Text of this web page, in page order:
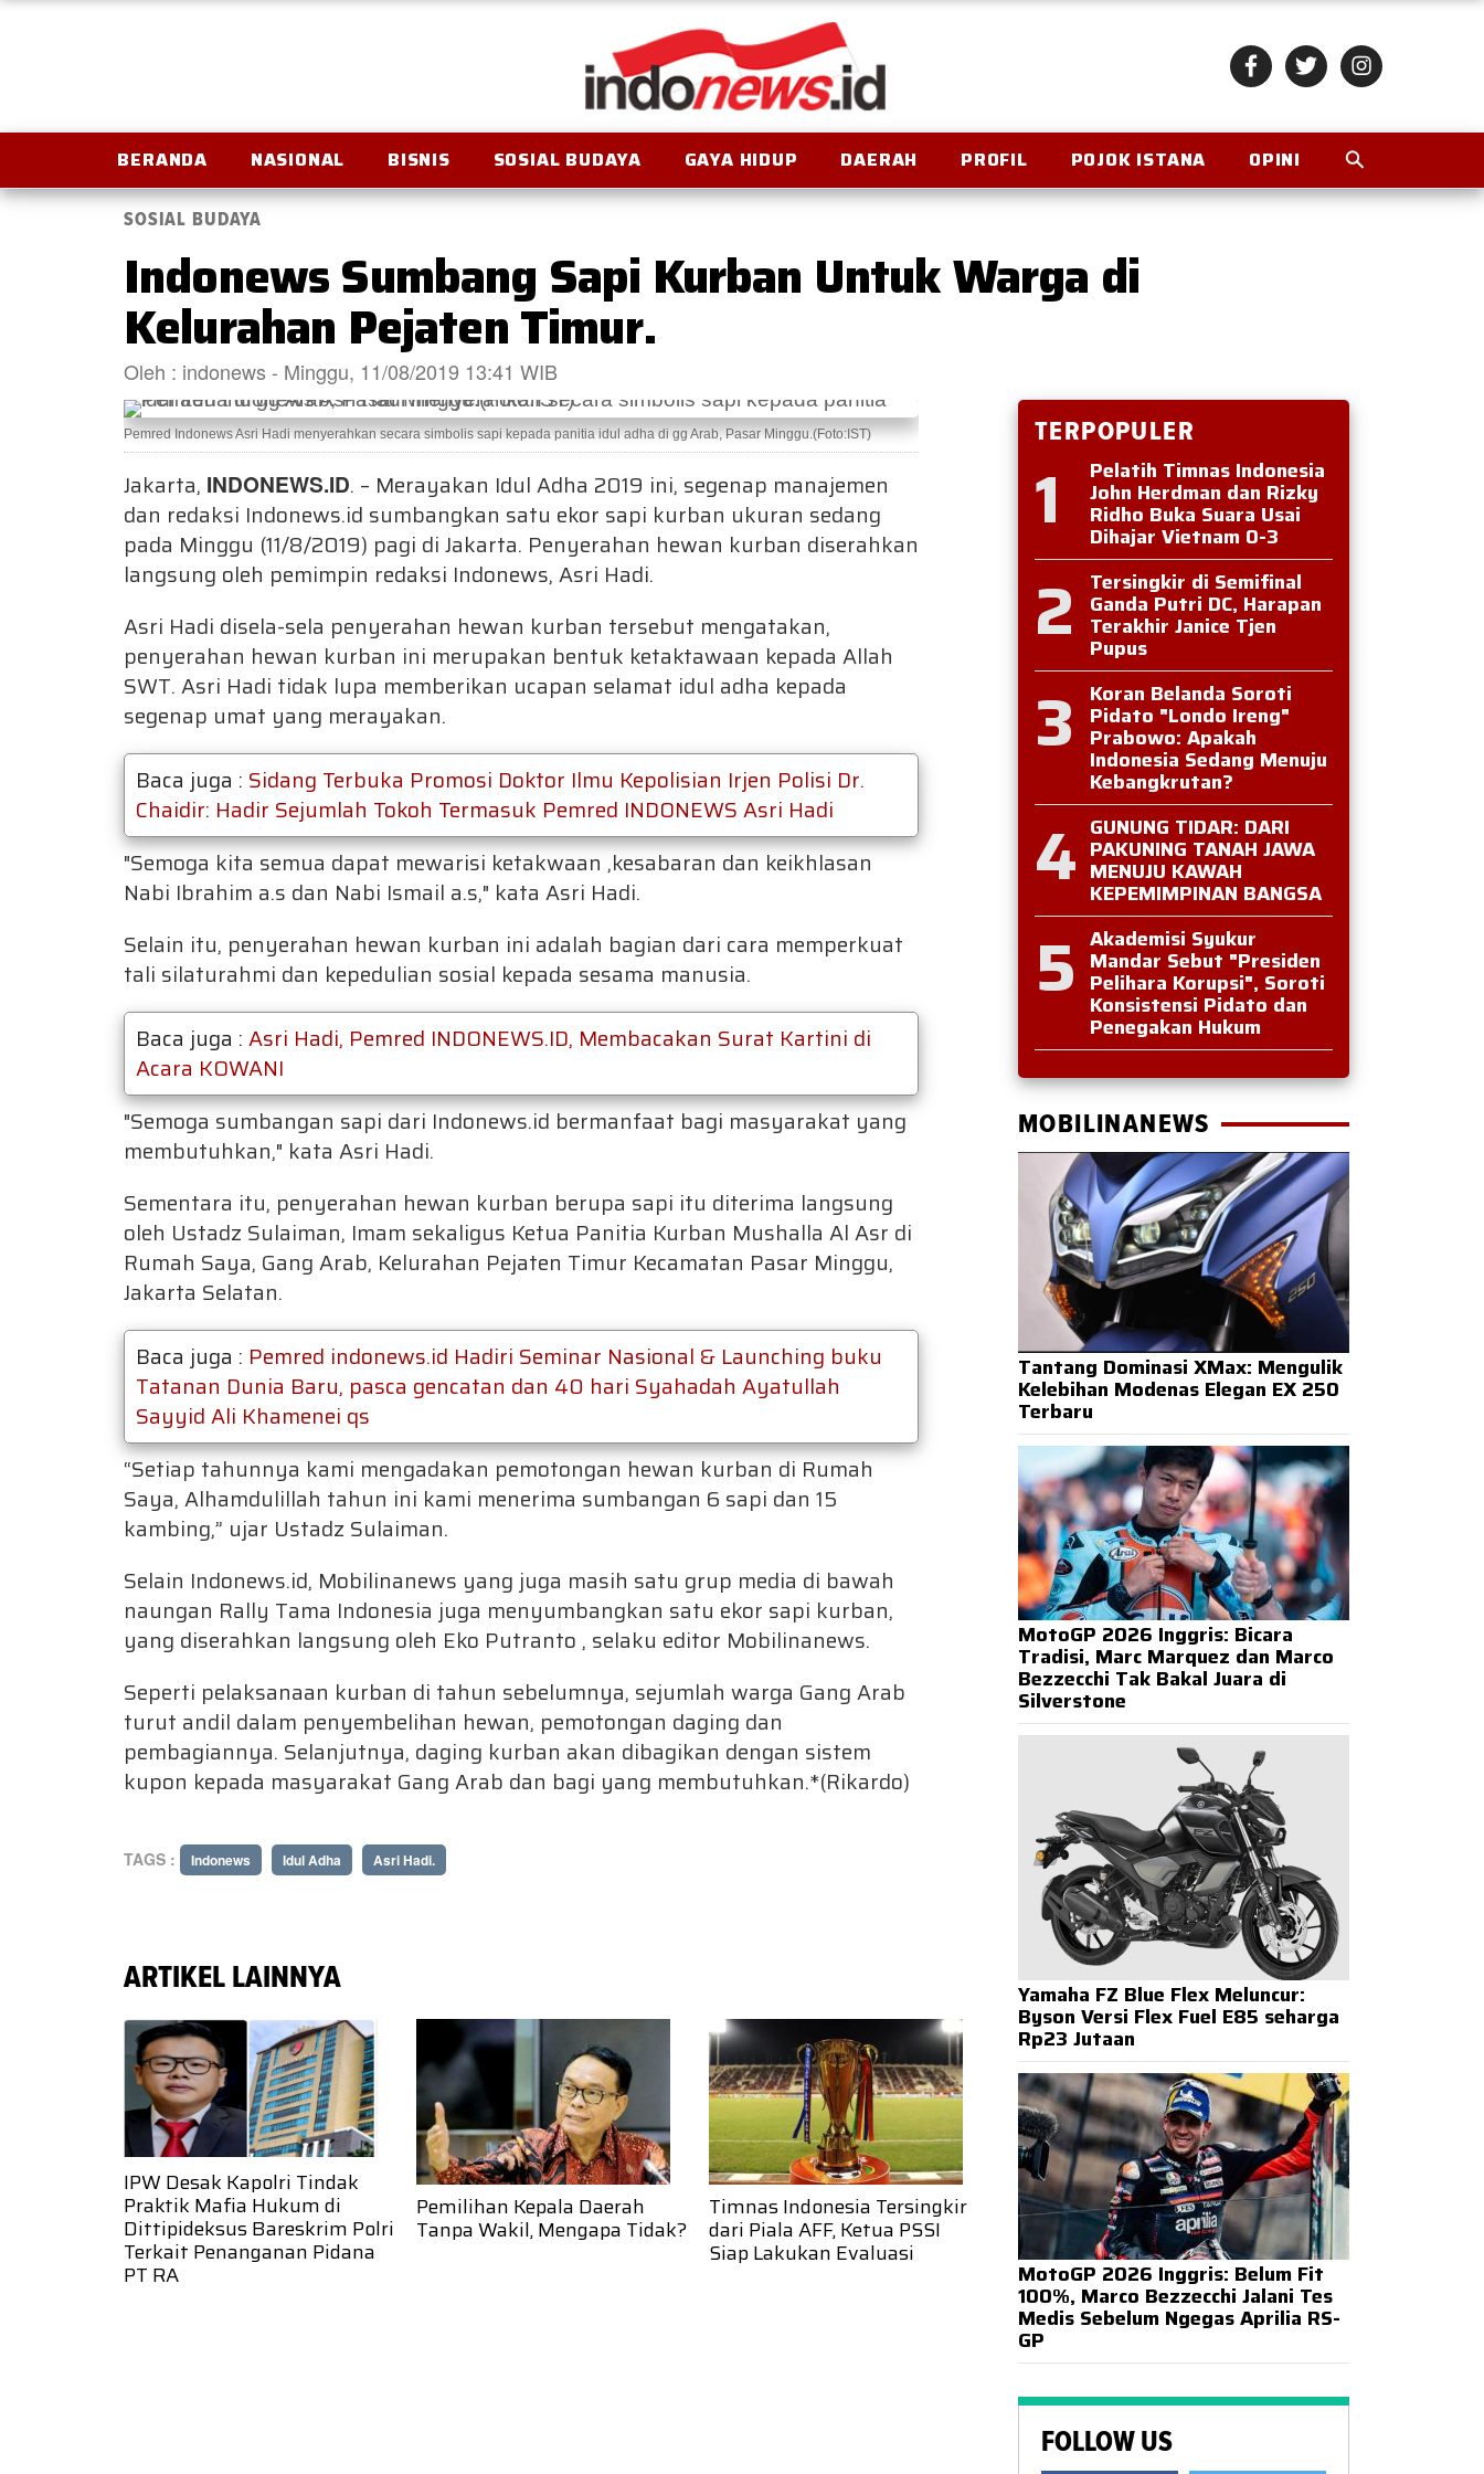
BERANDA NASIONAL BISNIS SOSIAL BUDAYA GAYA HIDUP DAERAH PROFIL POJOK ISTANA OPINI
SOSIAL BUDAYA
Indonews Sumbang Sapi Kurban Untuk Warga di
Kelurahan Pejaten Timur.
Oleh : indonews - Minggu, 11/08/2019 13:41 WIB
Pemred Indonews Asri Hadi menyerahkan secara simbolis sapi kepada panitia idul adha di gg Arab, Pasar Minggu.(Foto:IST)
Jakarta, INDONEWS.ID. – Merayakan Idul Adha 2019 ini, segenap manajemen
dan redaksi Indonews.id sumbangkan satu ekor sapi kurban ukuran sedang
pada Minggu (11/8/2019) pagi di Jakarta. Penyerahan hewan kurban diserahkan
langsung oleh pemimpin redaksi Indonews, Asri Hadi.
Asri Hadi disela-sela penyerahan hewan kurban tersebut mengatakan,
penyerahan hewan kurban ini merupakan bentuk ketaktawaan kepada Allah
SWT. Asri Hadi tidak lupa memberikan ucapan selamat idul adha kepada
segenap umat yang merayakan.
Baca juga : Sidang Terbuka Promosi Doktor Ilmu Kepolisian Irjen Polisi Dr.
Chaidir: Hadir Sejumlah Tokoh Termasuk Pemred INDONEWS Asri Hadi
"Semoga kita semua dapat mewarisi ketakwaan ,kesabaran dan keikhlasan
Nabi Ibrahim a.s dan Nabi Ismail a.s," kata Asri Hadi.
Selain itu, penyerahan hewan kurban ini adalah bagian dari cara memperkuat
tali silaturahmi dan kepedulian sosial kepada sesama manusia.
Baca juga : Asri Hadi, Pemred INDONEWS.ID, Membacakan Surat Kartini di
Acara KOWANI
"Semoga sumbangan sapi dari Indonews.id bermanfaat bagi masyarakat yang
membutuhkan," kata Asri Hadi.
Sementara itu, penyerahan hewan kurban berupa sapi itu diterima langsung
oleh Ustadz Sulaiman, Imam sekaligus Ketua Panitia Kurban Mushalla Al Asr di
Rumah Saya, Gang Arab, Kelurahan Pejaten Timur Kecamatan Pasar Minggu,
Jakarta Selatan.
Baca juga : Pemred indonews.id Hadiri Seminar Nasional & Launching buku
Tatanan Dunia Baru, pasca gencatan dan 40 hari Syahadah Ayatullah
Sayyid Ali Khamenei qs
“Setiap tahunnya kami mengadakan pemotongan hewan kurban di Rumah
Saya, Alhamdulillah tahun ini kami menerima sumbangan 6 sapi dan 15
kambing,” ujar Ustadz Sulaiman.
Selain Indonews.id, Mobilinanews yang juga masih satu grup media di bawah
naungan Rally Tama Indonesia juga menyumbangkan satu ekor sapi kurban,
yang diserahkan langsung oleh Eko Putranto , selaku editor Mobilinanews.
Seperti pelaksanaan kurban di tahun sebelumnya, sejumlah warga Gang Arab
turut andil dalam penyembelihan hewan, pemotongan daging dan
pembagiannya. Selanjutnya, daging kurban akan dibagikan dengan sistem
kupon kepada masyarakat Gang Arab dan bagi yang membutuhkan.*(Rikardo)
TAGS : Indonews Idul Adha Asri Hadi.
ARTIKEL LAINNYA
IPW Desak Kapolri Tindak
Praktik Mafia Hukum di
Dittipideksus Bareskrim Polri
Terkait Penanganan Pidana
PT RA
Pemilihan Kepala Daerah
Tanpa Wakil, Mengapa Tidak?
Timnas Indonesia Tersingkir
dari Piala AFF, Ketua PSSI
Siap Lakukan Evaluasi
TERPOPULER
1 Pelatih Timnas Indonesia
John Herdman dan Rizky
Ridho Buka Suara Usai
Dihajar Vietnam 0-3
2 Tersingkir di Semifinal
Ganda Putri DC, Harapan
Terakhir Janice Tjen
Pupus
3 Koran Belanda Soroti
Pidato "Londo Ireng"
Prabowo: Apakah
Indonesia Sedang Menuju
Kebangkrutan?
4 GUNUNG TIDAR: DARI
PAKUNING TANAH JAWA
MENUJU KAWAH
KEPEMIMPINAN BANGSA
5 Akademisi Syukur
Mandar Sebut "Presiden
Pelihara Korupsi", Soroti
Konsistensi Pidato dan
Penegakan Hukum
MOBILINANEWS
Tantang Dominasi XMax: Mengulik
Kelebihan Modenas Elegan EX 250
Terbaru
MotoGP 2026 Inggris: Bicara
Tradisi, Marc Marquez dan Marco
Bezzecchi Tak Bakal Juara di
Silverstone
Yamaha FZ Blue Flex Meluncur:
Byson Versi Flex Fuel E85 seharga
Rp23 Jutaan
MotoGP 2026 Inggris: Belum Fit
100%, Marco Bezzecchi Jalani Tes
Medis Sebelum Ngegas Aprilia RS-
GP
FOLLOW US